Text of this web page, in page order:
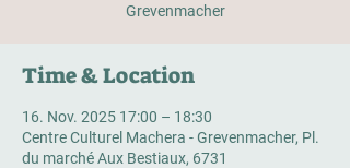
Grevenmacher
Time & Location
16. Nov. 2025 17:00 – 18:30
Centre Culturel Machera - Grevenmacher, Pl.
du marché Aux Bestiaux, 6731